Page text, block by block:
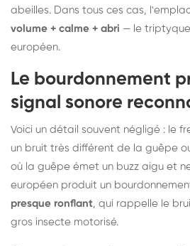
abeilles. Dans tous ces cas,
volume + calme + abri — le
européen.
Le bourdonnement
signal sonore
Voici un détail souvent négligé : le
un bruit très différent de la guêpe
où la guêpe émet un buzz aigu et
européen produit un
presque ronflant, qui rappelle le
gros insecte motorisé.